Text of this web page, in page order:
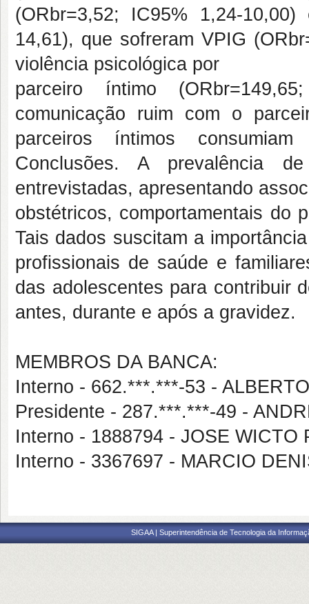
(ORbr=3,52; IC95% 1,24-
14,61), que sofreram VPIG
violência psicológica por
parceiro íntimo
comunicação ruim com o
parceiros íntimos
Conclusões. A prevalência
entrevistadas, apresentando
obstétricos, comportamentais do
Tais dados suscitam a
profissionais de saúde e
das adolescentes para contribuir
antes, durante e após a gravidez.
MEMBROS DA BANCA:
Interno - 662.***.***-53 -
Presidente - 287.***.***-49 -
Interno - 1888794 - JOSE WICTO
Interno - 3367697 - MARCIO
SIGAA | Superintendência de Tecnologia da